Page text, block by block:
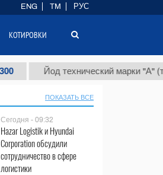
Йод технический марки "А" (т.) $86
ПОКАЗАТЬ ВСЕ
Сегодня - 09:32
Hazar Logistik и Hyundai
Corporation обсудили
сотрудничество в сфере
логистики
ENG TM РУС
КОТИРОВКИ